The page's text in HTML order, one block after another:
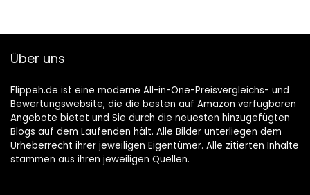
Über uns
Flippeh.de ist eine moderne All-in-One-Preisvergleichs- und
Bewertungswebsite, die die besten auf Amazon verfügbaren
Angebote bietet und Sie durch die neuesten hinzugefügten
Blogs auf dem Laufenden hält. Alle Bilder unterliegen dem
Urheberrecht ihrer jeweiligen Eigentümer. Alle zitierten Inhalte
stammen aus ihren jeweiligen Quellen.